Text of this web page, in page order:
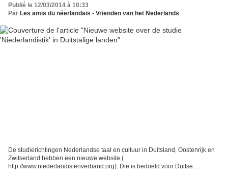
Publié le 12/03/2014 à 10:33
Par Les amis du néerlandais - Vrienden van het Nederlands
De studierichtingen Nederlandse taal en cultuur in Duitsland, Oostenrijk en
Zwitserland hebben een nieuwe website (
http://www.niederlandistenverband.org). Die is bedoeld voor Duitse